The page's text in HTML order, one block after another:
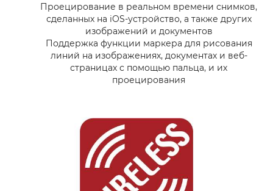
Проецирование в реальном времени снимков,
сделанных на iOS-устройство, а также других
изображений и документов
Поддержка функции маркера для рисования
линий на изображениях, документах и веб-
страницах с помощью пальца, и их
проецирования